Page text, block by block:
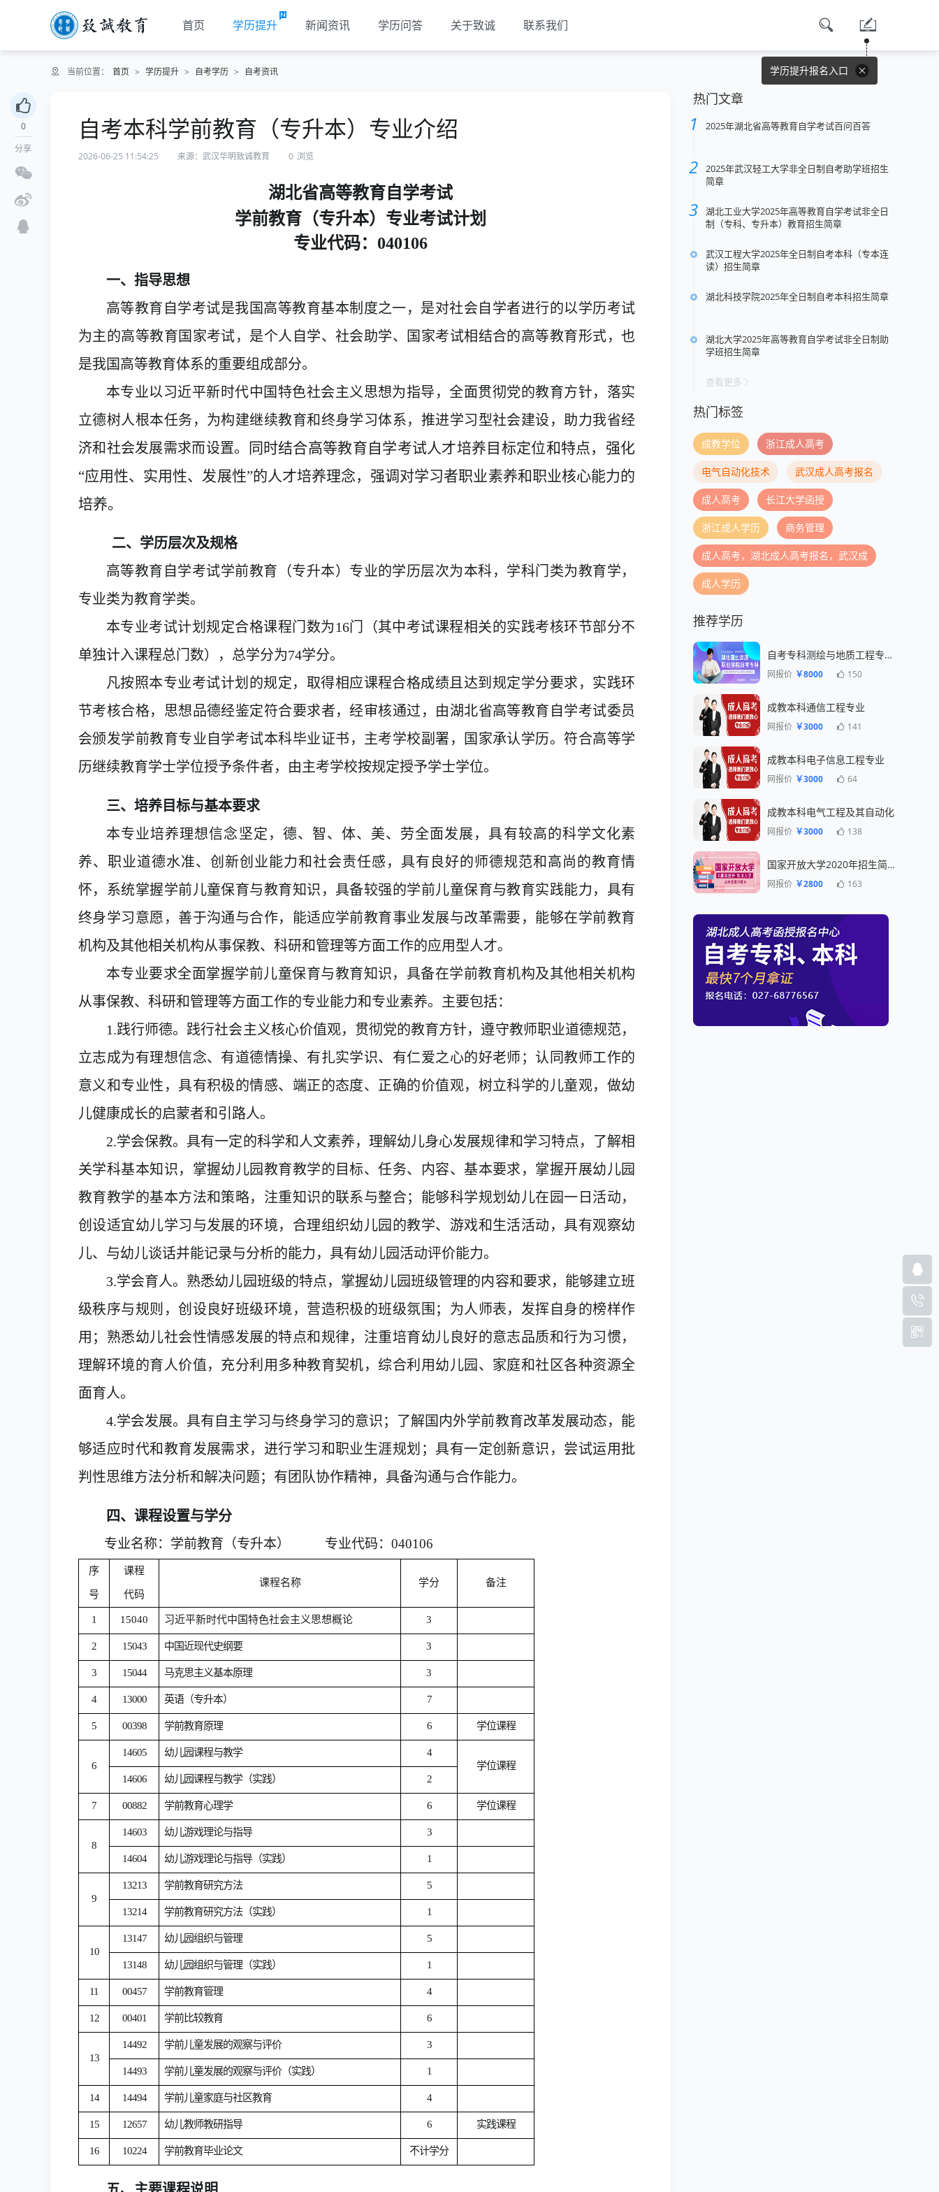
首页 学历提升 新闻资讯 学历问答 关于致诚 联系我们
学历提升报名入口
当前位置： 首页 > 学历提升 > 自考学历 > 自考资讯
0
分享
自考本科学前教育（专升本）专业介绍
2026-06-25 11:54:25 来源：武汉华明致诚教育 0 浏览
湖北省高等教育自学考试
学前教育（专升本）专业考试计划
专业代码： 040106
一、指导思想
高等教育自学考试是我国高等教育基本制度之一，是对社会自学者进行的以学历考试
为主的高等教育国家考试，是个人自学、社会助学、国家考试相结合的高等教育形式，也
是我国高等教育体系的重要组成部分。
本专业以习近平新时代中国特色社会主义思想为指导，全面贯彻党的教育方针，落实
立德树人根本任务，为构建继续教育和终身学习体系，推进学习型社会建设，助力我省经
济和社会发展需求而设置。
同时结合高等教育自学考试人才培养目标定位和特点，强化
“应用性、实用性、发展性”的人才培养理念，强调对学习者职业素养和职业核心能力的
培养。
二、学历层次及规格
高等教育自学考试学前教育（专升本）专业的学历层次为本科， 学科门 类为教育学，
专业类为教育学类。
本专业考试计划规定合格课程门数为16门（其中考试课程相关的实践考核环节部分不
单独计入课程总门数），总学分为74学分。
凡按照本专业考试计划的规定，取得相应课程合格成绩且达到规定学分要求，实践环
节考核合格，思想品德经鉴定符合要求者，经审核通过，由湖北省高等教育自学考试委员
会颁发学前教育专业自学考试本科毕业证书，主考学校副署，国家承认学历。 符合高等学
历继续教育学士学位授予条件者，由主考学校按规定授予学士学位。
三、培养目标与基本要求
本专业培养理想信念坚定，德、智、体、美、劳全面发展，具有较高的科学文化素
养、职业道德水准、创新创业能力和社会责任感，具有良好的师德规范和高尚的教育情
怀，系统掌握学前儿童保育与教育知识，具备较强的学前儿童保育与教育实践能力，具有
终身学习意愿，善于沟通与合作，能适应学前教育事业发展与改革需要，能够在学前教育
机构及其他相关机构从事保教、科研和管理等方面工作的应用型人才。
本专业要求全面掌握学前儿童保育与教育知识，具备在学前教育机构及其他相关机构
从事保教、科研和管理等方面工作的专业能力和专业素养。主要包括：
1.践行师德。践行社会主义核心价值观，贯彻党的教育方针，遵守教师职业道德规范，
立志成为有理想信念、有道德情操、有扎实学识、有仁爱之心的好老师；认同教师工作的
意义和专业性，具有积极的情感、端正的态度、正确的价值观，树立科学的儿童观，做幼
儿健康成长的启蒙者和引路人。
2.学会保教。具有一定的科学和人文素养，理解幼儿身心发展规律和学习特点，了解相
关学科基本知识，掌握幼儿园教育教学的目标、任务、内容、基本要求，掌握开展幼儿园
教育教学的基本方法和策略，注重知识的联系与整合；能够科学规划幼儿在园一日活动，
创设适宜幼儿学习与发展的环境，合理组织幼儿园的教学、游戏和生活活动，具有观察幼
儿、与幼儿谈话并能记录与分析的能力，具有幼儿园活动评价能力。
3.学会育人。熟悉幼儿园班级的特点，掌握幼儿园班级管理的内容和要求，能够建立班
级秩序与规则，创设良好班级环境，营造积极的班级氛围；为人师表，发挥自身的榜样作
用；熟悉幼儿社会性情感发展的特点和规律，注重培育幼儿良好的意志品质和行为习惯，
理解环境的育人价值，充分利用多种教育契机，综合利用幼儿园、家庭和社区各种资源全
面育人。
4.学会发展。具有自主学习与终身学习的意识；了解国内外学前教育改革发展动态，能
够适应时代和教育发展需求，进行学习和职业生涯规划；具有一定创新意识，尝试运用批
判性思维方法分析和解决问题；有团队协作精神，具备沟通与合作能力。
四、课程设置与学分
专业名称：学前教育（专升本） 专业代码： 040106
序
号
课程
代码
课程名称 学分 备注
1 15040 习近平新时代中国特色社会主义思想概论 3
2 15043 中国近现代史纲要 3
3 15044 马克思主义基本原理 3
4 13000 英语（专升本） 7
5 00398 学前教育原理 6 学位课程
6
14605 幼儿园课程与教学
4
学位课程
14606
幼儿园课程与教学（实践） 2
7 00882 学前教育心理学 6 学位课程
8
14603 幼儿游戏理论与指导 3
14604 幼儿游戏理论与指导（实践） 1
9
13213 学前教育研究方法 5
13214 学前教育研究方法（实践） 1
10
13147 幼儿园组织与管理 5
13148 幼儿园组织与管理（实践） 1
11 00457 学前教育管理 4
12 00401 学前比较教育 6
13
14492 学前儿童发展的观察与评价 3
14493 学前儿童发展的观察与评价（实践） 1
14 14494 学前儿童家庭与社区教育 4
15 12657 幼儿教师教研指导 6 实践课程
16 10224 学前教育毕业论文 不计学分
热门文章
2025年湖北省高等教育自学考试百问百答
2025年武汉轻工大学非全日制自考助学班招生
简章
湖北工业大学2025年高等教育自学考试非全日
制（专科、专升本）教育招生简章
武汉工程大学2025年全日制自考本科（专本连
读）招生简章
湖北科技学院2025年全日制自考本科招生简章
湖北大学2025年高等教育自学考试非全日制助
学班招生简章
查看更多
热门标签
成教学位 浙江成人高考
电气自动化技术 武汉成人高考报名
成人高考 长江大学函授
浙江成人学历 商务管理
成人高考，湖北成人高考报名，武汉成
成人学历
推荐学历
自考专科测绘与地质工程专业一年毕业
网报价 ￥8000 150
成教本科通信工程专业
网报价 ￥3000 141
成教本科电子信息工程专业
网报价 ￥3000 64
成教本科电气工程及其自动化
网报价 ￥3000 138
国家开放大学2020年招生简章
网报价 ￥2800 163